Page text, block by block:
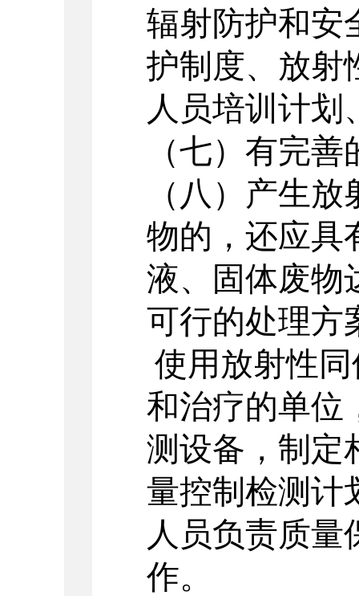
辐射防护和安
护制度、放射
人员培训计划
（七）有完
（八）产生
物的，还应具
液、固体废物
可行的处理方
使用放射性
和治疗的单位
测设备，制定
量控制检测计
人员负责质量
作。